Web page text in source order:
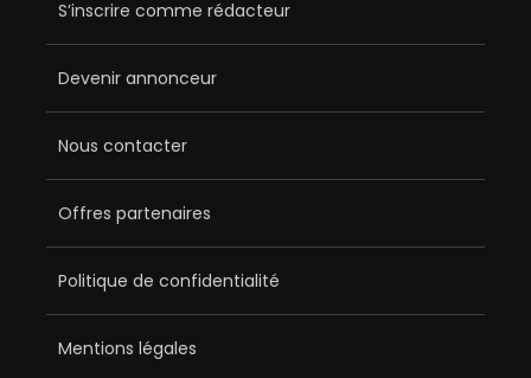
S’inscrire comme rédacteur
Devenir annonceur
Nous contacter
Offres partenaires
Politique de confidentialité
Mentions légales